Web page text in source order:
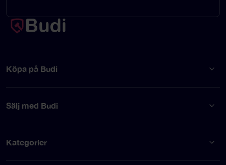
Köpa på Budi
Sälj med Budi
Kategorier